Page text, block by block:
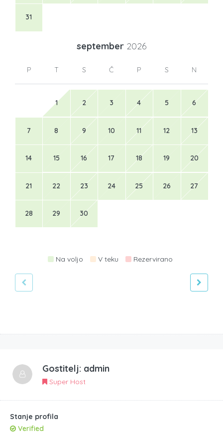
31
september 2026
P T S Č P S N
1 2 3 4 5 6
7 8 9 10 11 12 13
14 15 16 17 18 19 20
21 22 23 24 25 26 27
28 29 30
Na voljo V teku Rezervirano
Gostitelj: admin
Super Host
Stanje profila
Verified